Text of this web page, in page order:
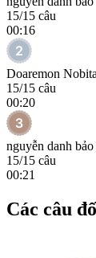
15/15 câu
00:16
Doaremon Nobita
15/15 câu
00:20
nguyễn danh bảo
15/15 câu
00:21
Các câu